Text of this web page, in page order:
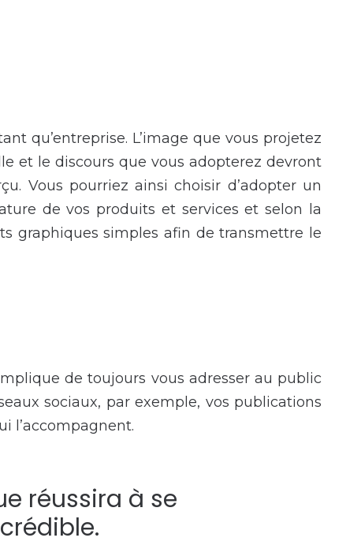
qu’entreprise. L’image que vous projetez
et le discours que vous adopterez devront
Vous pourriez ainsi choisir d’adopter un
de vos produits et services et selon la
graphiques simples afin de transmettre le
de toujours vous adresser au public
sociaux, par exemple, vos publications
l’accompagnent.
réussira à se